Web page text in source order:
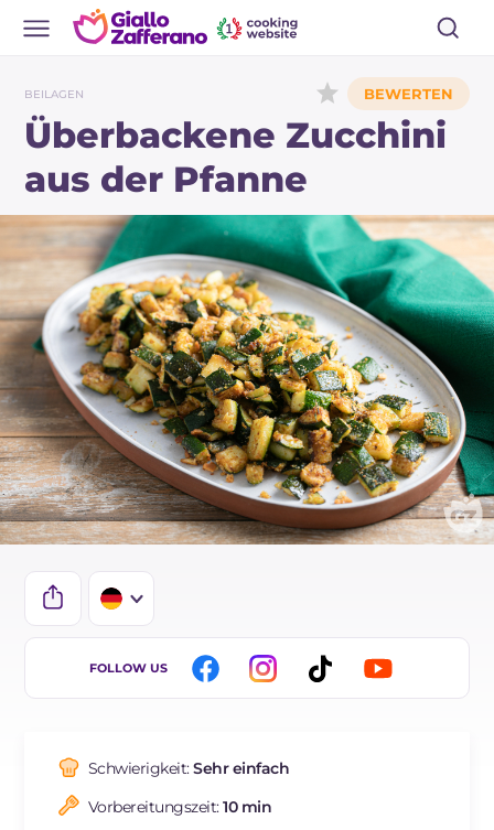
BEILAGEN
Überbackene Zucchini
aus der Pfanne
IT
FR
NL
FOLLOW US
Schwierigkeit:Sehr einfach
Vorbereitungszeit:10 min